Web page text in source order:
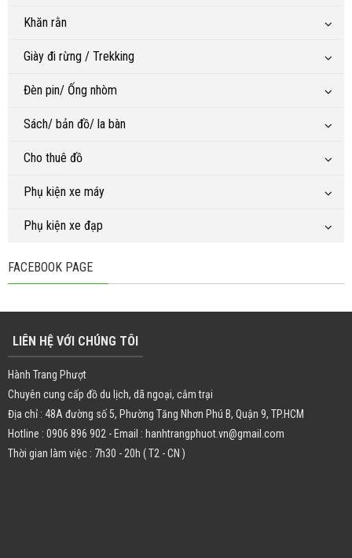
Khăn rằn
Giày đi rừng / Trekking
Đèn pin/ Ống nhòm
Sách/ bản đồ/ la bàn
Cho thuê đồ
Phụ kiện xe máy
Phụ kiện xe đạp
FACEBOOK PAGE
LIÊN HỆ VỚI CHÚNG TÔI
Hành Trang Phượt
Chuyên cung cấp đồ du lịch, dã ngoại, cắm trại
Địa chỉ : 48A đường số 5, Phường Tăng Nhơn Phú B, Quận 9, TP.HCM
Hotline : 0906 896 902 - Email : hanhtrangphuot.vn@gmail.com
Thời gian làm việc : 7h30 - 20h ( T2 - CN )